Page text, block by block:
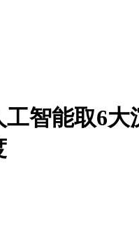
智能取6大